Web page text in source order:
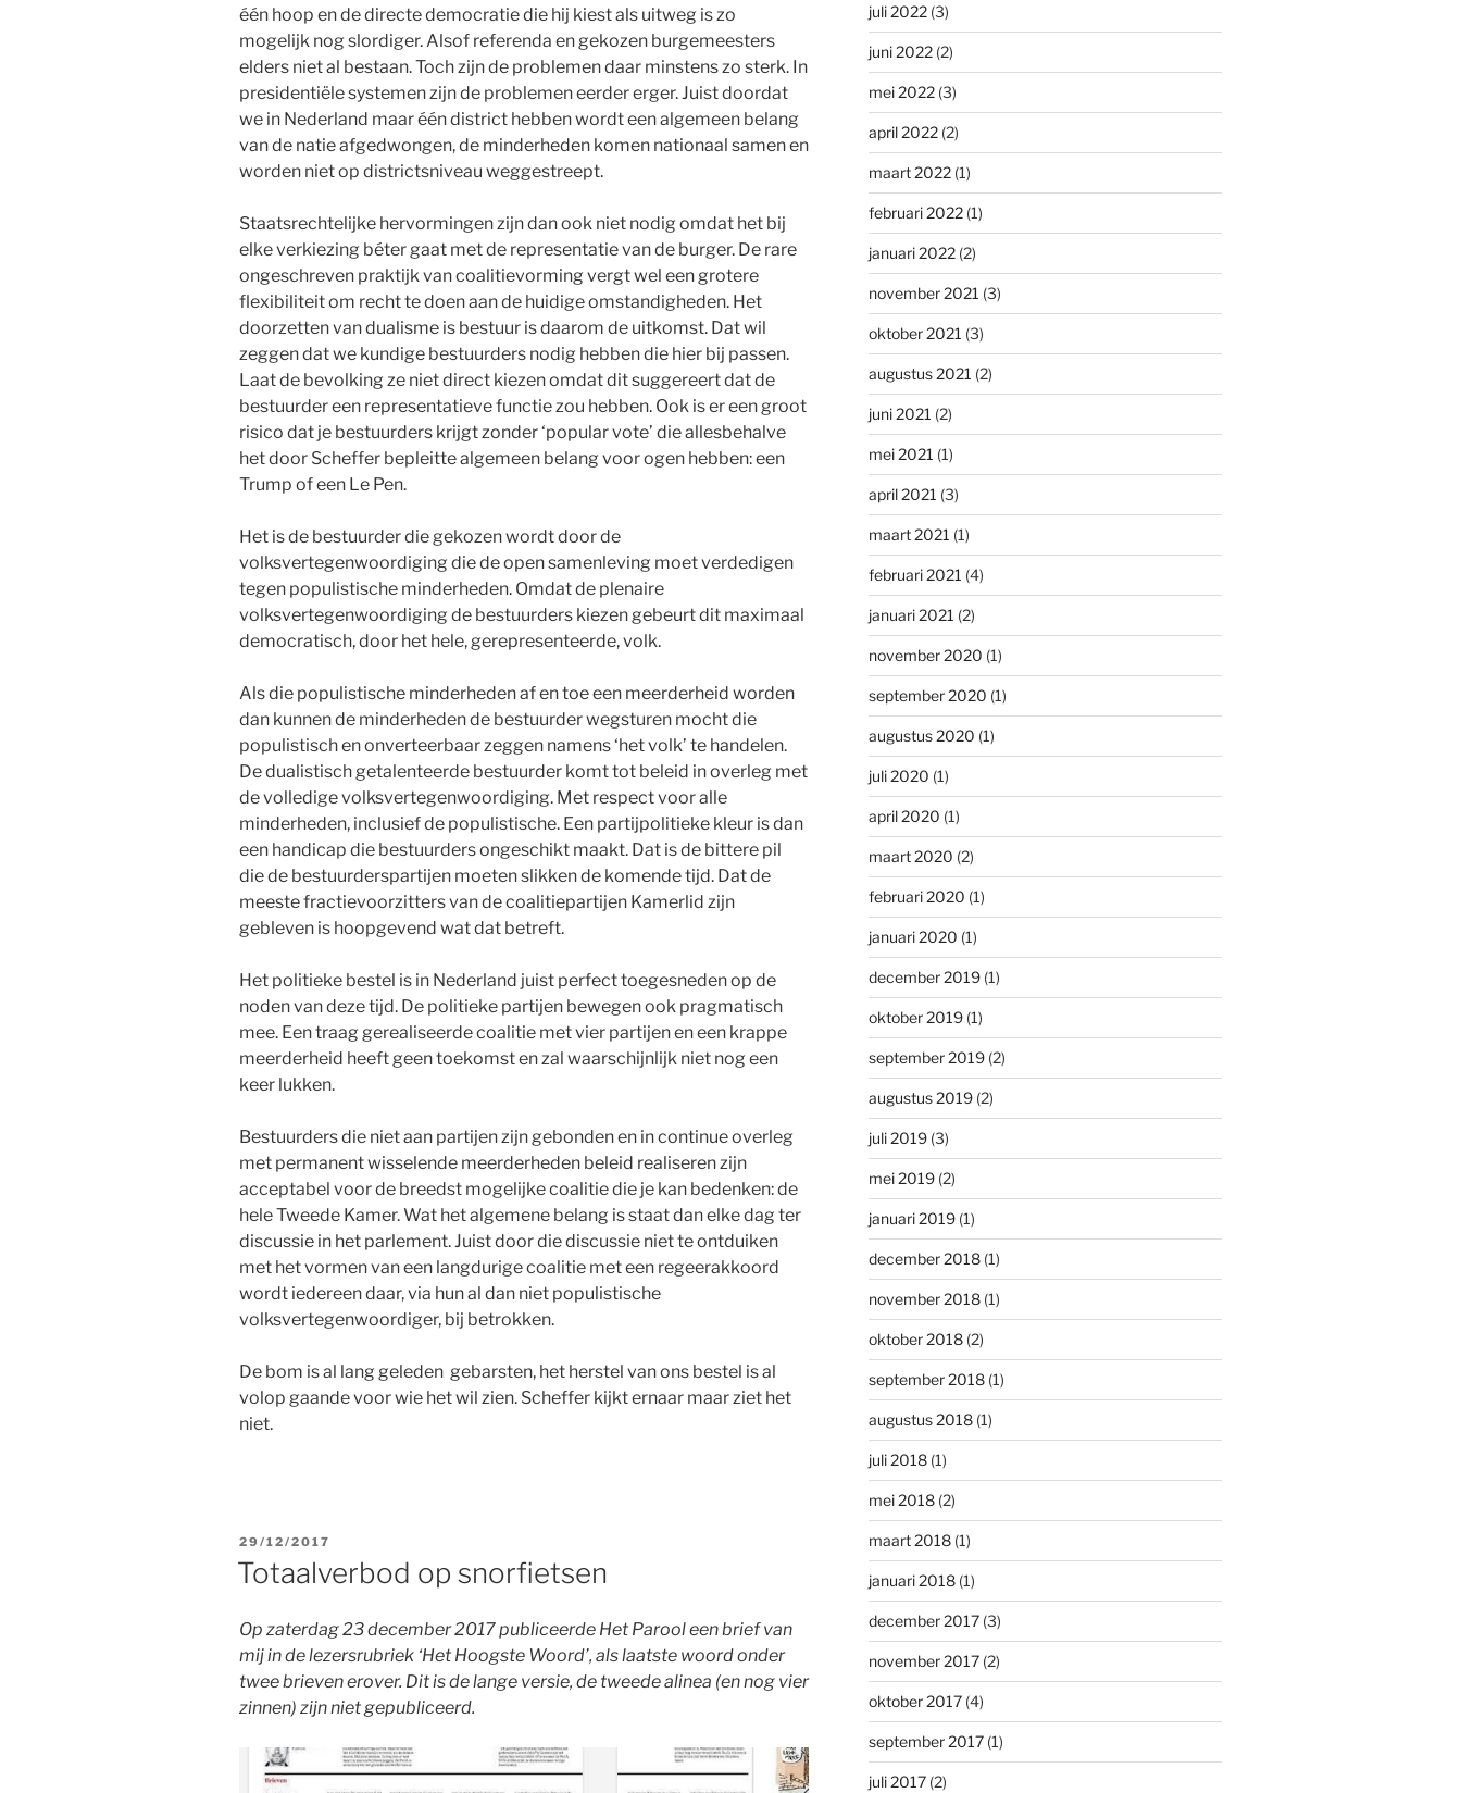
één hoop en de directe democratie die hij kiest als uitweg is zo
mogelijk nog slordiger. Alsof referenda en gekozen burgemeesters
elders niet al bestaan. Toch zijn de problemen daar minstens zo sterk. In
presidentiële systemen zijn de problemen eerder erger. Juist doordat
we in Nederland maar één district hebben wordt een algemeen belang
van de natie afgedwongen, de minderheden komen nationaal samen en
worden niet op districtsniveau weggestreept.
Staatsrechtelijke hervormingen zijn dan ook niet nodig omdat het bij
elke verkiezing béter gaat met de representatie van de burger. De rare
ongeschreven praktijk van coalitievorming vergt wel een grotere
flexibiliteit om recht te doen aan de huidige omstandigheden. Het
doorzetten van dualisme is bestuur is daarom de uitkomst. Dat wil
zeggen dat we kundige bestuurders nodig hebben die hier bij passen.
Laat de bevolking ze niet direct kiezen omdat dit suggereert dat de
bestuurder een representatieve functie zou hebben. Ook is er een groot
risico dat je bestuurders krijgt zonder ‘popular vote’ die allesbehalve
het door Scheffer bepleitte algemeen belang voor ogen hebben: een
Trump of een Le Pen.
Het is de bestuurder die gekozen wordt door de
volksvertegenwoordiging die de open samenleving moet verdedigen
tegen populistische minderheden. Omdat de plenaire
volksvertegenwoordiging de bestuurders kiezen gebeurt dit maximaal
democratisch, door het hele, gerepresenteerde, volk.
Als die populistische minderheden af en toe een meerderheid worden
dan kunnen de minderheden de bestuurder wegsturen mocht die
populistisch en onverteerbaar zeggen namens ‘het volk’ te handelen.
De dualistisch getalenteerde bestuurder komt tot beleid in overleg met
de volledige volksvertegenwoordiging. Met respect voor alle
minderheden, inclusief de populistische. Een partijpolitieke kleur is dan
een handicap die bestuurders ongeschikt maakt. Dat is de bittere pil
die de bestuurderspartijen moeten slikken de komende tijd. Dat de
meeste fractievoorzitters van de coalitiepartijen Kamerlid zijn
gebleven is hoopgevend wat dat betreft.
Het politieke bestel is in Nederland juist perfect toegesneden op de
noden van deze tijd. De politieke partijen bewegen ook pragmatisch
mee. Een traag gerealiseerde coalitie met vier partijen en een krappe
meerderheid heeft geen toekomst en zal waarschijnlijk niet nog een
keer lukken.
Bestuurders die niet aan partijen zijn gebonden en in continue overleg
met permanent wisselende meerderheden beleid realiseren zijn
acceptabel voor de breedst mogelijke coalitie die je kan bedenken: de
hele Tweede Kamer. Wat het algemene belang is staat dan elke dag ter
discussie in het parlement. Juist door die discussie niet te ontduiken
met het vormen van een langdurige coalitie met een regeerakkoord
wordt iedereen daar, via hun al dan niet populistische
volksvertegenwoordiger, bij betrokken.
De bom is al lang geleden gebarsten, het herstel van ons bestel is al
volop gaande voor wie het wil zien. Scheffer kijkt ernaar maar ziet het
niet.
GEPLAATST
OP
29/12/2017
Totaalverbod op snorfietsen
Op zaterdag 23 december 2017 publiceerde Het Parool een brief van
mij in de lezersrubriek ‘Het Hoogste Woord’, als laatste woord onder
twee brieven erover. Dit is de lange versie, de tweede alinea (en nog vier
zinnen) zijn niet gepubliceerd.
juli 2022(3)
juni 2022(2)
mei 2022(3)
april 2022(2)
maart 2022(1)
februari 2022(1)
januari 2022(2)
november 2021 (3)
oktober 2021 (3)
augustus 2021 (2)
juni 2021 (2)
mei 2021 (1)
april 2021 (3)
maart 2021 (1)
februari 2021 (4)
januari 2021 (2)
november 2020 (1)
september 2020 (1)
augustus 2020 (1)
juli 2020 (1)
april 2020 (1)
maart 2020 (2)
februari 2020 (1)
januari 2020 (1)
december 2019(1)
oktober 2019(1)
september 2019(2)
augustus 2019(2)
juli 2019(3)
mei 2019(2)
januari 2019(1)
december 2018(1)
november 2018(1)
oktober 2018(2)
september 2018(1)
augustus 2018(1)
juli 2018(1)
mei 2018(2)
maart 2018(1)
januari 2018(1)
december 2017(3)
november 2017(2)
oktober 2017(4)
september 2017(1)
juli 2017(2)